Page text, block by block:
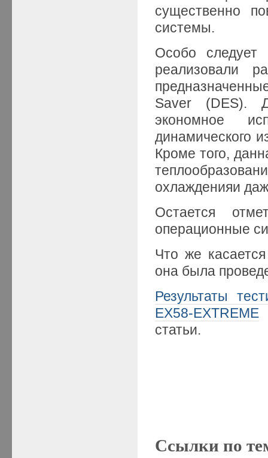
существенно
системы.
Особо следует
реализовали
Saver (DES).
экономное
динамического
Кроме того,
охлажденияи
Остается
операционные
Что же
она была
Результаты
EX58-EXTREME
статьи.
Ссылки по